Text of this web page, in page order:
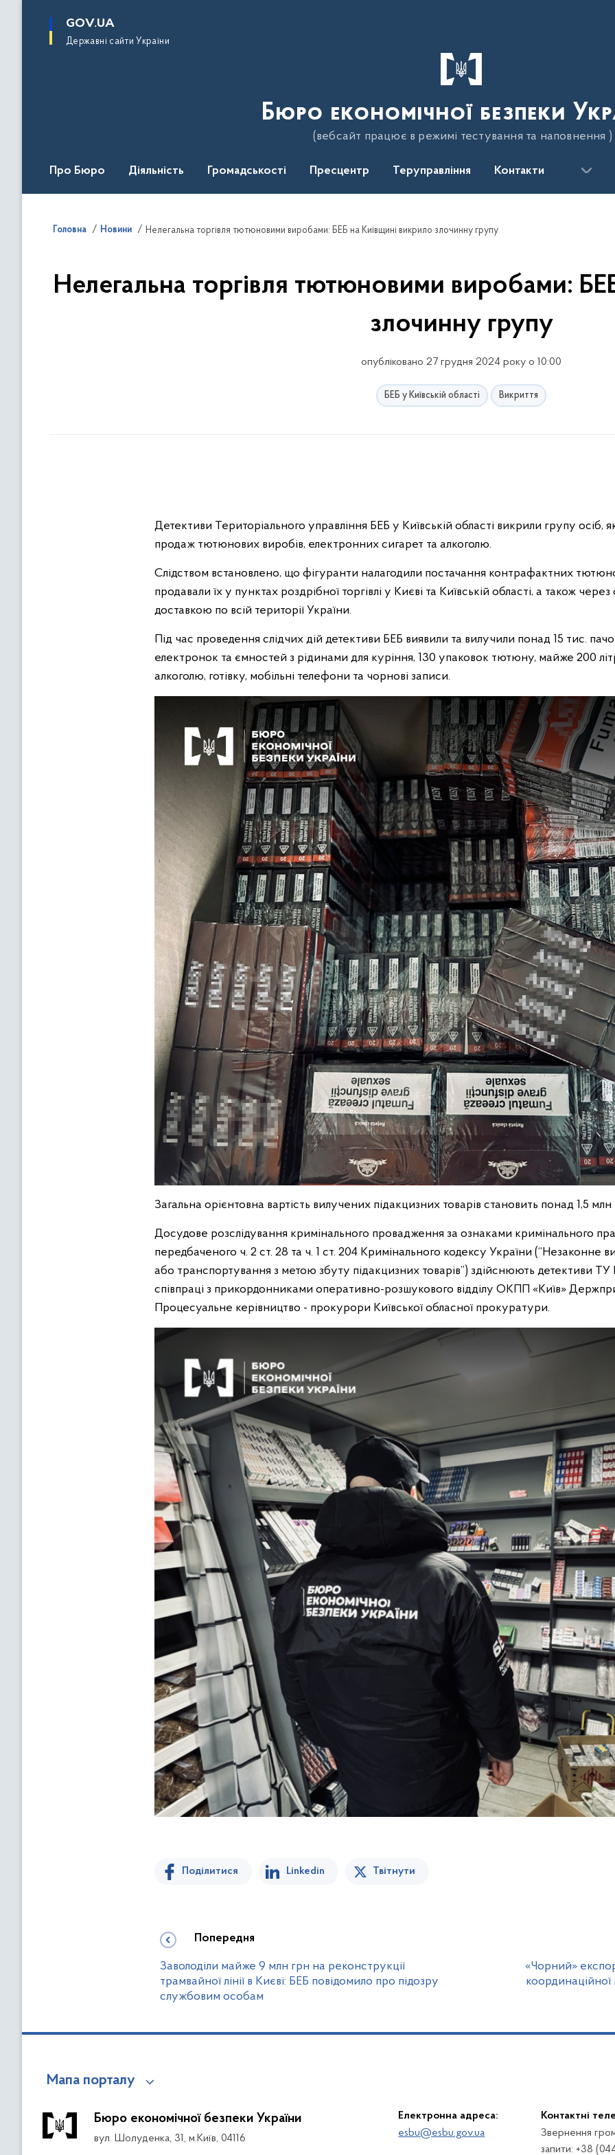
основного
GOV.UA
Державні сайти України
Бюро економічної безпеки
(вебсайт працює в режимі тестування та наповнення )
Про Бюро Діяльність Громадськості Пресцентр Теруправління Контакти
Головна Новини Нелегальна торгівля тютюновими виробами: БЕБ на Київщині викрило злочинну групу
Нелегальна торгівля тютюновими виробами:
злочинну групу
опубліковано 27 грудня 2024 року о 10:00
БЕБ у Київській області Викриття
Детективи Територіального управління БЕБ у Київській області викрили групу осіб,
продаж тютюнових виробів, електронних сигарет та алкоголю.
Слідством встановлено, що фігуранти налагодили постачання контрафактних
продавали їх у пунктах роздрібної торгівлі у Києві та Київській області, а також через
доставкою по всій території України.
Під час проведення слідчих дій детективи БЕБ виявили та вилучили понад 15 тис.
електронок та ємностей з рідинами для куріння, 130 упаковок тютюну, майже 200
алкоголю, готівку, мобільні телефони та чорнові записи.
Загальна орієнтовна вартість вилучених підакцизних товарів становить понад 1,5 млн
Досудове розслідування кримінального провадження за ознаками кримінального
передбаченого ч. 2 ст. 28 та ч. 1 ст. 204 Кримінального кодексу України (“Незаконне
або транспортування з метою збуту підакцизних товарів”) здійснюють детективи ТУ
співпраці з прикордонниками оперативно-розшукового відділу ОКПП «Київ»
Процесуальне керівництво - прокурори Київської обласної прокуратури.
Поділитися Linkedin Твітнути
Попередня
Заволоділи майже 9 млн грн на реконструкції
трамвайної лінії в Києві: БЕБ повідомило про підозру
службовим особам
«Чорний»
координаційної
Мапа порталу
Бюро економічної безпеки України
вул. Шолуденка, 31, м.Київ, 04116
Електронна адреса:
esbu@esbu.gov.ua
Контактні
Звернення
запити: +38